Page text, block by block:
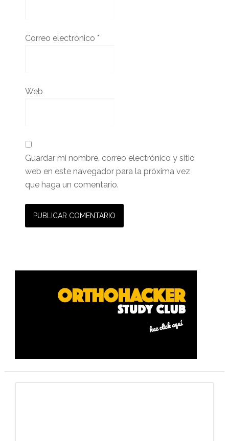
Correo electrónico *
Web
Guardar mi nombre, correo electrónico y sitio
web en este navegador para la próxima vez
que haga un comentario.
Barra
primaria